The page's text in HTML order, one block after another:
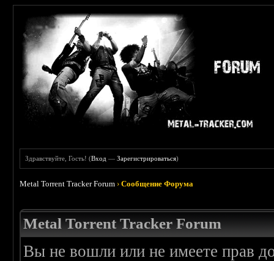
Здравствуйте, Гость! (Вход —Зарегистрироваться)
Metal Torrent Tracker Forum ›Сообщение Форума
Metal Torrent Tracker Forum
Вы не вошли или не имеете прав